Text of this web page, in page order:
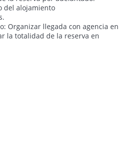
del alojamiento
Organizar llegada con agencia en
la totalidad de la reserva en